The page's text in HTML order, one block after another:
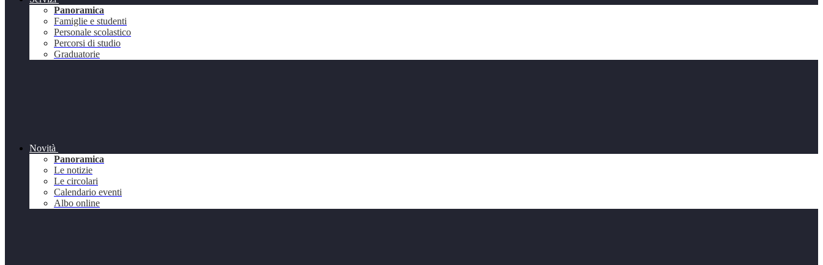
Panoramica
Famiglie e studenti
Personale scolastico
Percorsi di studio
Graduatorie
Novità
Panoramica
Le notizie
Le circolari
Calendario eventi
Albo online